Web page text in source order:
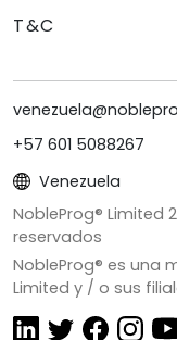
T&C
+57 601 5088267
Venezuela
NobleProg® Limited
reservados
NobleProg® es una
Limited y / o sus